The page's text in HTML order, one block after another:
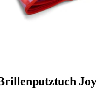
Joy